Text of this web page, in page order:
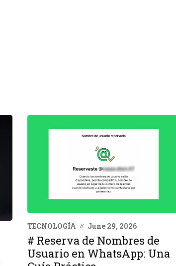
TECNOLOGÍA June 29, 2026
# Reserva de Nombres de
Usuario en WhatsApp: Una